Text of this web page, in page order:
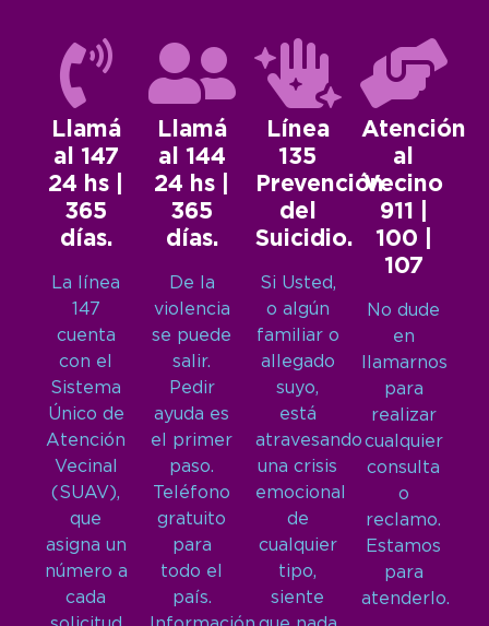
Llamá
al 147
24 hs |
365
días.
La línea
147
cuenta
con el
Sistema
Único de
Atención
Vecinal
(SUAV),
que
asigna un
número a
cada
Llamá
al 144
24 hs |
365
días.
De la
violencia
se puede
salir.
Pedir
ayuda es
el primer
paso.
Teléfono
gratuito
para
todo el
país.
Línea
135
Prevención
del
Suicidio.
Si Usted,
o algún
familiar o
allegado
suyo,
está
atravesando
una crisis
emocional
de
cualquier
tipo,
siente
Atención
al
Vecino
911 |
100 |
107
No dude
en
llamarnos
para
realizar
cualquier
consulta
o
reclamo.
Estamos
para
atenderlo.